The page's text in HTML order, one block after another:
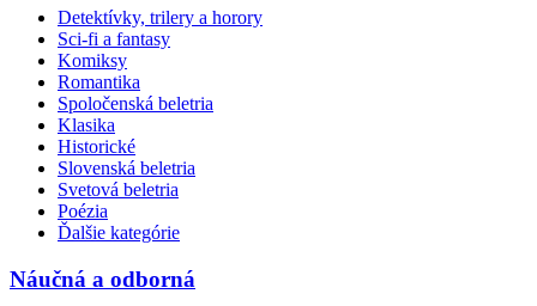
Detektívky, trilery a horory
Sci-fi a fantasy
Komiksy
Romantika
Spoločenská beletria
Klasika
Historické
Slovenská beletria
Svetová beletria
Poézia
Ďalšie kategórie
Náučná a odborná